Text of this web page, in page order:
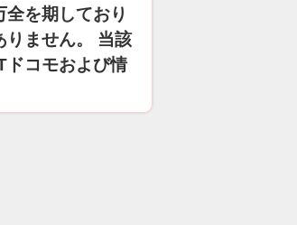
を期しており
りません。 当該
ドコモおよび情